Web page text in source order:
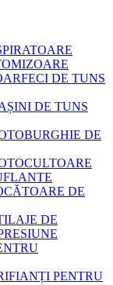
DE TUNS
DE TUNS
DE
DE
DE
PENTRU